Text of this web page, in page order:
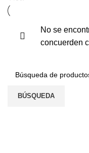
No se
concuerden
BÚSQUEDA